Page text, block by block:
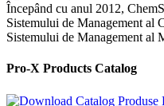
Începând cu anul 2012,
Sistemului de Management al
Sistemului de Management al
Pro-X Products Catalog